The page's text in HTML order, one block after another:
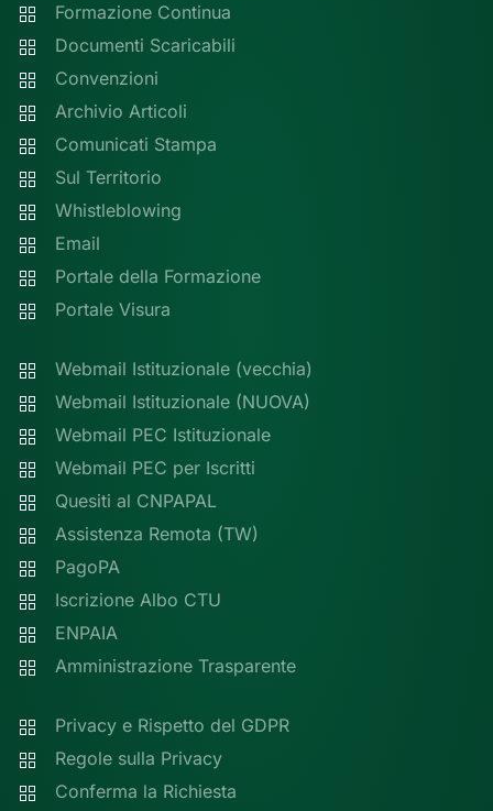
Formazione Continua
Documenti Scaricabili
Convenzioni
Archivio Articoli
Comunicati Stampa
Sul Territorio
Whistleblowing
Email
Portale della Formazione
Portale Visura
Webmail Istituzionale (vecchia)
Webmail Istituzionale (NUOVA)
Webmail PEC Istituzionale
Webmail PEC per Iscritti
Quesiti al CNPAPAL
Assistenza Remota (TW)
PagoPA
Iscrizione Albo CTU
ENPAIA
Amministrazione Trasparente
Privacy e Rispetto del GDPR
Regole sulla Privacy
Conferma la Richiesta